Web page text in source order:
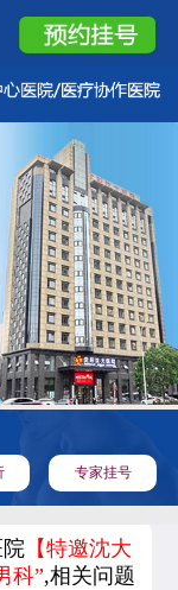
专家挂号
【特邀沈大
科”,相关问题